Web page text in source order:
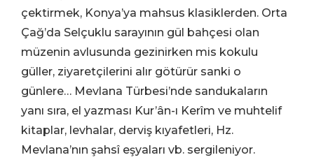
çektirmek, Konya’ya mahsus klasiklerden. Orta
Çağ’da Selçuklu sarayının gül bahçesi olan
müzenin avlusunda gezinirken mis kokulu
güller, ziyaretçilerini alır götürür sanki o
günlere… Mevlana Türbesi’nde sandukaların
yanı sıra, el yazması Kur’ân-ı Kerîm ve muhtelif
kitaplar, levhalar, derviş kıyafetleri, Hz.
Mevlana’nın şahsî eşyaları vb. sergileniyor.